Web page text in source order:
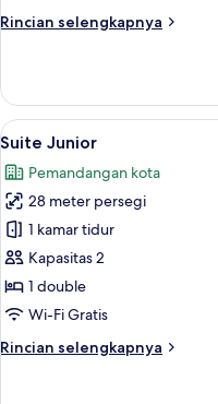
Rincian selengkapnya
Rincian
Kamar
Double
Standar
Lihat
semua
foto
untuk
Suite
Junior
4
Suite Junior
Pemandangan kota
28 meter persegi
1 kamar tidur
Kapasitas 2
1 double
Wi-Fi Gratis
Rincian selengkapnya
Rincian